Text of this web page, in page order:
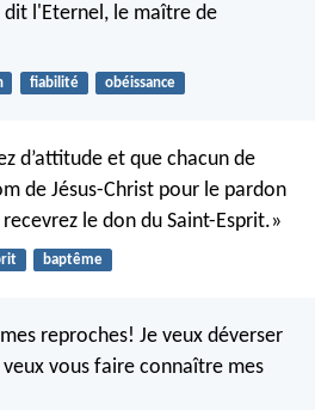
l'Eternel, le maître de
fiabilité obéissance
d’attitude et que chacun de
de Jésus-Christ pour le pardon
le don du Saint-Esprit.»
baptême
reproches! Je veux déverser
veux vous faire connaître mes